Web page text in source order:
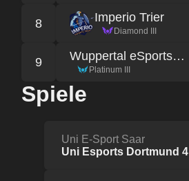
8 Imperio Trier
Diamond III
9 Wuppertal eSports Panthers
Platinum III
Spiele
Uni E-Sport Saar
Uni Esports Dortmund 4